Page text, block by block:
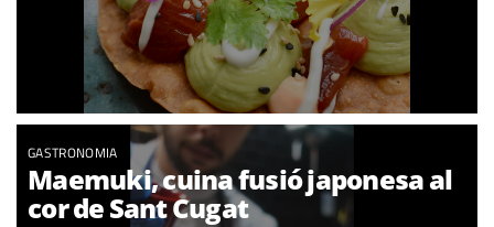
GASTRONOMIA
Maemuki, cuina fusió japonesa al
cor de Sant Cugat